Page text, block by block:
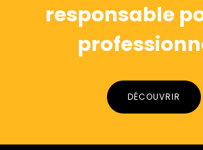
responsable
DÉCOUVRIR